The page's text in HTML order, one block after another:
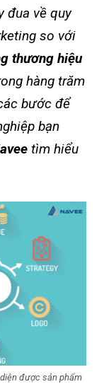
đua về quy
so với
thương hiệu
hàng trăm
bước để
bạn
tìm hiểu
được sản phẩm